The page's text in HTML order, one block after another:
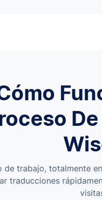
de trabajo, totalmente
traducciones